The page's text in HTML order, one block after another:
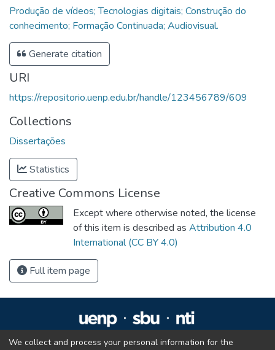
Produção de vídeos; Tecnologias digitais; Construção do
conhecimento; Formação Continuada; Audiovisual.
Generate citation
URI
https://repositorio.uenp.edu.br/handle/123456789/609
Collections
Dissertações
Statistics
Creative Commons License
Except where otherwise noted, the license
of this item is described as Attribution 4.0
International (CC BY 4.0)
Full item page
Repositório Institucional da UENP
We collect and process your personal information for the